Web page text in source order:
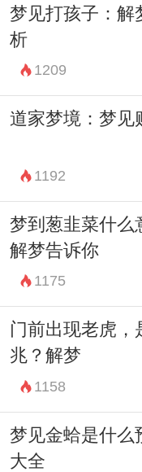
巧。良好的睡眠
鬼怪的出现至关
和呼吸练习等
情绪和心理状态
梦境是心灵的
表达形式。当我
怪时，我们也在
知和理解。通
地追求内心真正
最后，梦境中的
一种向我们敞
会从这些梦境
在向自我成长和
梦见打孩子：解
析
1209
道家梦境：梦见
1192
梦到葱韭菜什么
解梦告诉你
1175
门前出现老虎，
兆？解梦
1158
梦见金蛤是什么
大全